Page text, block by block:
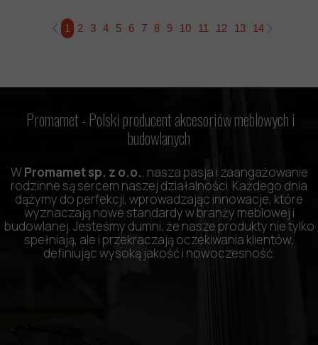
1 2 3 4 5 6 7 8 9 10 11 12 13 14 15
W Promamet sp. z o.o., nasza pasja i zaangażowanie
rodzinne są sercem naszej działalności. Każdego dnia
dążymy do perfekcji, wprowadzając innowacje, które
wyznaczają nowe standardy w branży meblowej i
budowlanej. Jesteśmy dumni, że nasze produkty nie tylko
spełniają, ale i przekraczają oczekiwania klientów,
definiując wysoką jakość i nowoczesność.
Promamet -Polski producent akcesoriów meblowych i
budowlanych